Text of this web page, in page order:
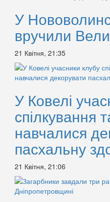
У
вручили
21 Квітня, 21:35
У Ковелі
спілкування
навчалися
пасхальну
21 Квітня, 21:06